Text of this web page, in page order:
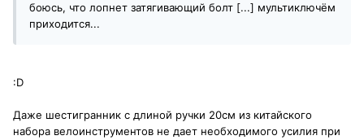
боюсь, что лопнет затягивающий болт [...] мультиключём
приходится...
:D
Даже шестигранник с длиной ручки 20см из китайского
набора велоинструментов не дает необходимого усилия при